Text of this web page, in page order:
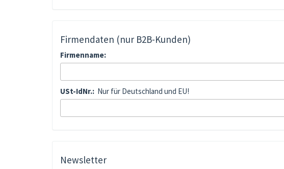
Firmendaten (nur B2B-Kunden)
Firmenname:
USt-IdNr.: Nur für Deutschland und EU!
Newsletter